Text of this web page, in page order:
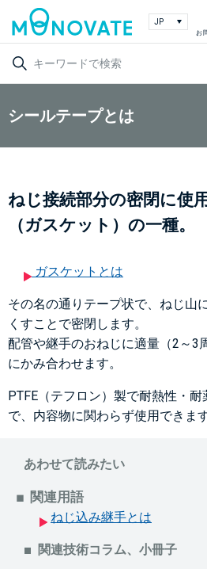
お
シールテープとは
ねじ接続部分の密閉に使
（ガスケット）の一種。
ガスケットとは
その名の通りテープ状で、ねじ山
くすことで密閉します。
配管や継手のおねじに適量（2～3
にかみ合わせます。
PTFE（テフロン）製で耐熱性・
で、内容物に関わらず使用できます
あわせて読みたい
関連用語
ねじ込み継手とは
関連技術コラム、小冊子